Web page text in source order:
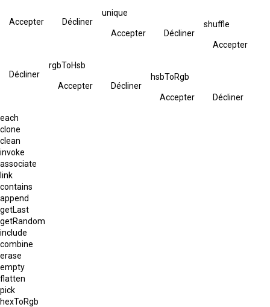
Accepter Décliner
unique
Accepter Décliner
shuffle
Accepter
Décliner
rgbToHsb
Accepter Décliner
hsbToRgb
Accepter Décliner
each
clone
clean
invoke
associate
link
contains
append
getLast
getRandom
include
combine
erase
empty
flatten
pick
hexToRgb